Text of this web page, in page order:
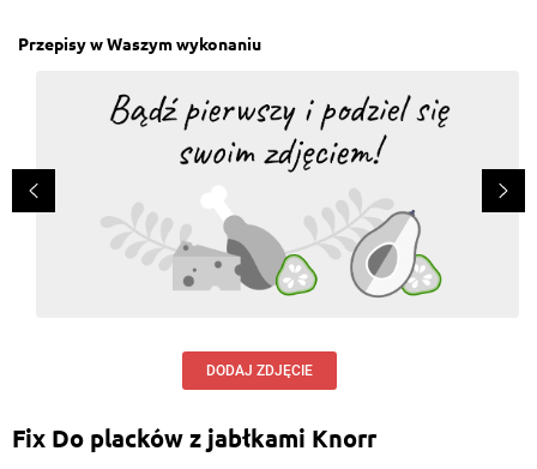
Przepisy w Waszym wykonaniu
DODAJ ZDJĘCIE
Fix Do placków z jabłkami Knorr